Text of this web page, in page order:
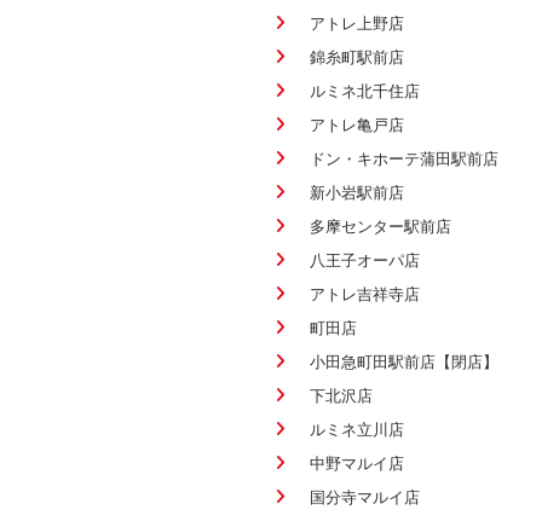
アトレ上野店
錦糸町駅前店
ルミネ北千住店
アトレ亀戸店
ドン・キホーテ蒲田駅前店
新小岩駅前店
多摩センター駅前店
八王子オーパ店
アトレ吉祥寺店
町田店
小田急町田駅前店【閉店】
下北沢店
ルミネ立川店
中野マルイ店
国分寺マルイ店